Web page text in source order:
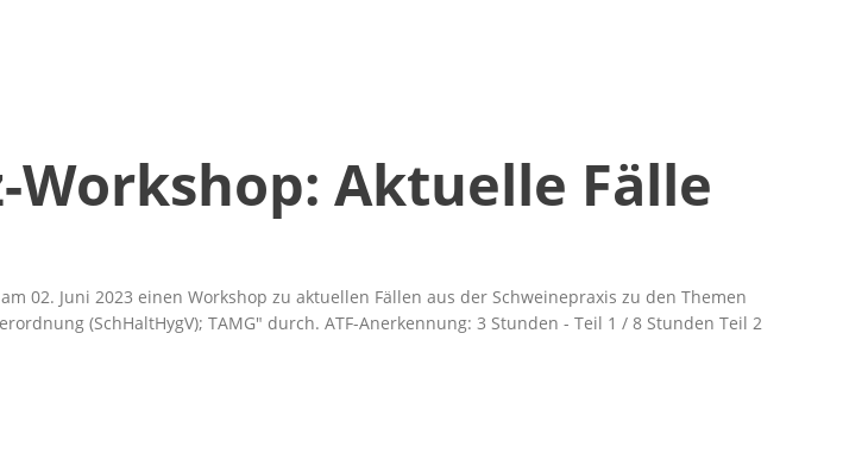
Workshop: Aktuelle Fälle
02. Juni 2023 einen Workshop zu aktuellen Fällen aus der Schweinepraxis zu den Themen
(SchHaltHygV); TAMG durch. ATF-Anerkennung: 3 Stunden - Teil 1 / 8 Stunden Teil 2